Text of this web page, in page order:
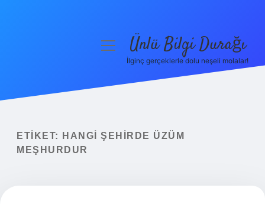
Yasal Uyarı
menüyüÜnlü Bilgi Durağı
İlginç gerçeklerle dolu neşeli molalar!
ETIKET:
HANGI ŞEHIRDE ÜZÜM
MEŞHURDUR